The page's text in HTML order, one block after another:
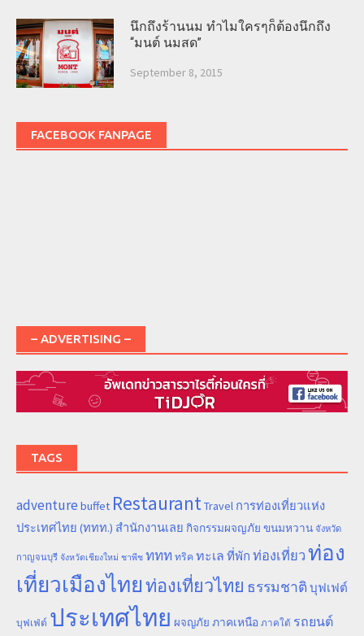
นึกถึงร้านนม ทำไมใครๆก็ต้องนึกถึง
“มนต์ นมสด”
September 8, 2015
FACEBOOK FANPAGE
– ADVERTISING –
TAGS
adventure buffet RestaurantTravel การท่องเที่ยวแห่ง
ประเทศไทย (ททท.) สำนักงานเลย กิจกรรมผจญภัย ขนมหวาน จังหวัด
กาญจนบุรี จังหวัดเชียงใหม่ ชาพีช ททท ทริค ทะเล ที่พัก ท่องเที่ยวท่อง
เที่ยวเมืองไทยท่องเที่ยวไทย ธรรมชาติ บุฟเฟต์
บุฟเฟ่ต์ ประเทศไทย ผจญภัย ภาคเหนือ ภาคใต้ รถยนต์